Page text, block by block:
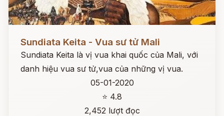
Sundiata Keita - Vua sư tử Mali
Sundiata Keita là vị vua khai quốc của Mali, với
danh hiệu vua sư tử,vua của những vị vua.
05-01-2020
⭐ 4.8
2,452 lượt đọc